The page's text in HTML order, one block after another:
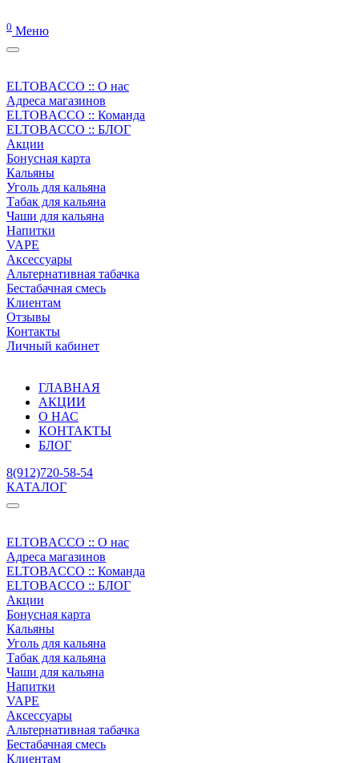
0 Меню
ELTOBACCO :: О нас
Адреса магазинов
ELTOBACCO :: Команда
ELTOBACCO :: БЛОГ
Акции
Бонусная карта
Кальяны
Уголь для кальяна
Табак для кальяна
Чаши для кальяна
Напитки
VAPE
Аксессуары
Альтернативная табачка
Бестабачная смесь
Клиентам
Отзывы
Контакты
Личный кабинет
ГЛАВНАЯ
АКЦИИ
О НАС
КОНТАКТЫ
БЛОГ
8(912)720-58-54
КАТАЛОГ
ELTOBACCO :: О нас
Адреса магазинов
ELTOBACCO :: Команда
ELTOBACCO :: БЛОГ
Акции
Бонусная карта
Кальяны
Уголь для кальяна
Табак для кальяна
Чаши для кальяна
Напитки
VAPE
Аксессуары
Альтернативная табачка
Бестабачная смесь
Клиентам